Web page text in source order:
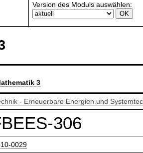
Version des Moduls auswählen:
3
- Erneuerbare Energien und
306
0029